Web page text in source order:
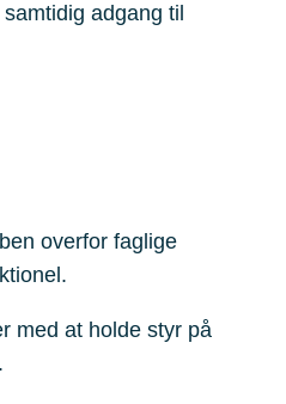
adgang til
overfor faglige
med at holde styr på